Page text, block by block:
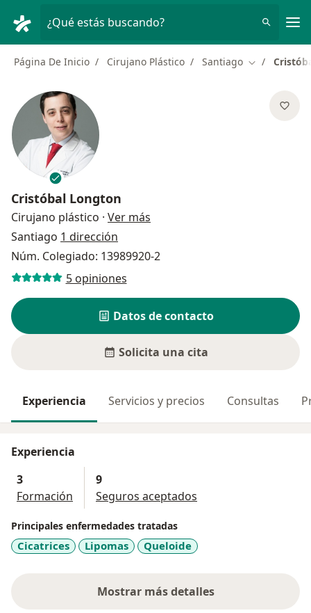
¿Qué estás buscando?
Página De Inicio Cirujano Plástico Santiago Cambiar de
Cristóbal Longton
Cirujano plástico · Ver más
Santiago 1 dirección
Núm. Colegiado: 13989920-2
5 opiniones
Datos de contacto
Solicita una cita
Experiencia Servicios y precios Consultas
Experiencia
3
Formación
9
Seguros aceptados
Principales enfermedades tratadas
Cicatrices Lipomas Queloide
Mostrar más detalles
sobre la experiencia